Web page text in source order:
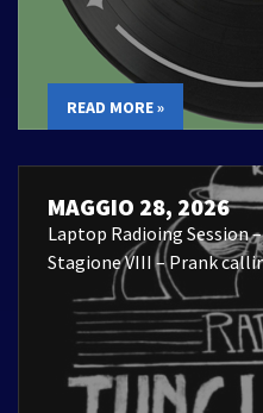
READ MORE »
MAGGIO 28, 2026
Laptop Radioing Session
Stagione VIII – Prank